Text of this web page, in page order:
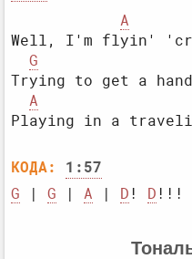
A
Well, I'm flyin'
G
Trying to get a
A
КОДА:
1:57
G | G | A | D ! D